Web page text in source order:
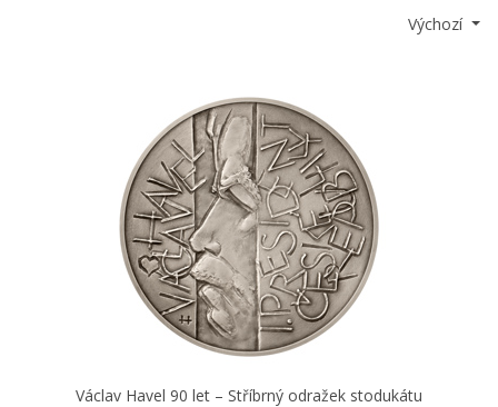
Výchozí
Václav Havel 90 let – Stříbrný odražek stodukátu